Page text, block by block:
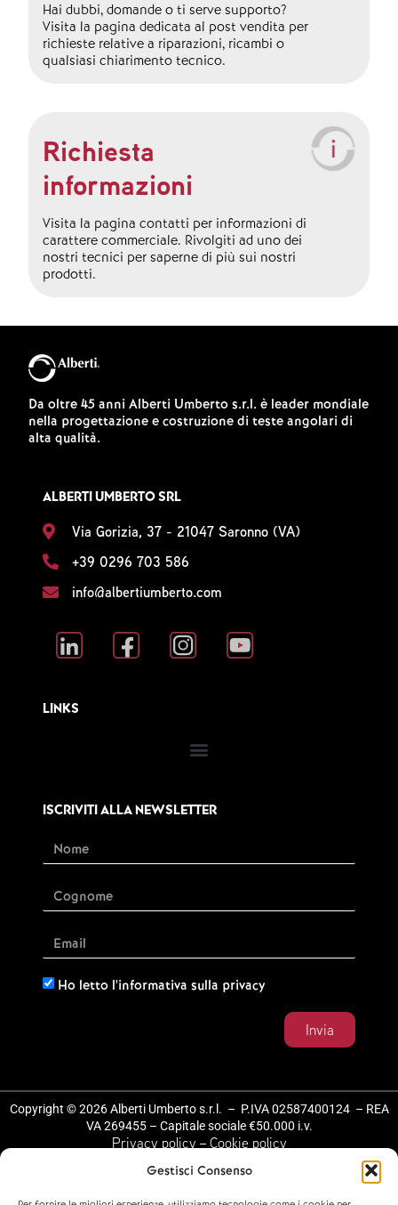
Gestisci Consenso
Hai dubbi, domande o ti serve supporto?
Visita la pagina dedicata al post vendita per
richieste relative a riparazioni, ricambi o
qualsiasi chiarimento tecnico.
Richiesta
informazioni
Visita la pagina contatti per informazioni di
carattere commerciale. Rivolgiti ad uno dei
nostri tecnici per saperne di più sui nostri
prodotti.
Da oltre 45 anni Alberti Umberto s.r.l. è leader mondiale
nella progettazione e costruzione di teste angolari di
alta qualità.
ALBERTI UMBERTO SRL
Via Gorizia, 37 - 21047 Saronno (VA)
+39 0296 703 586
info@albertiumberto.com
LINKS
ISCRIVITI ALLA NEWSLETTER
Ho letto l'informativa sulla privacy
Invia
Copyright © 2026 Alberti Umberto s.r.l. – P.IVA 02587400124 – REA
VA 269455 – Capitale sociale €50.000 i.v.
Privacy policy – Cookie policy
Design by
NoAgency Marketing & Communication Srl